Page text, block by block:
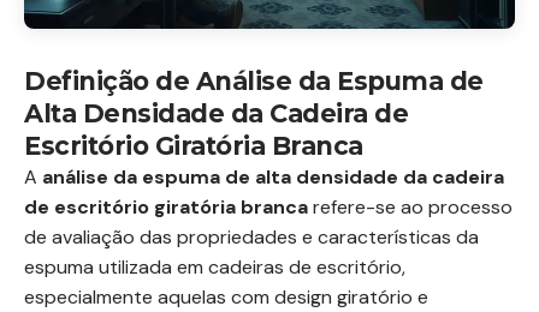
Definição de Análise da Espuma de
Alta Densidade da Cadeira de
Escritório Giratória Branca
A análise da espuma de alta densidade da cadeira
de escritório giratória brancarefere-se ao processo
de avaliação das propriedades e características da
espuma utilizada em cadeiras de escritório,
especialmente aquelas com design giratório e